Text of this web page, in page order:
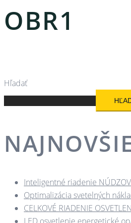
OBR1
Hľadať
Inteligentné riadenie
Optimalizácia svetelných
CELKOVÉ RIADENIE